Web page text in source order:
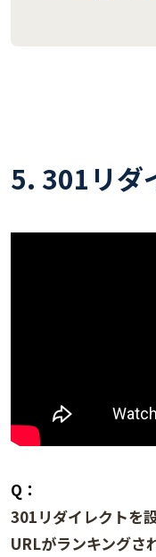
5. 301リダ
Q：
301リダイレクトを
URLがランキングさ